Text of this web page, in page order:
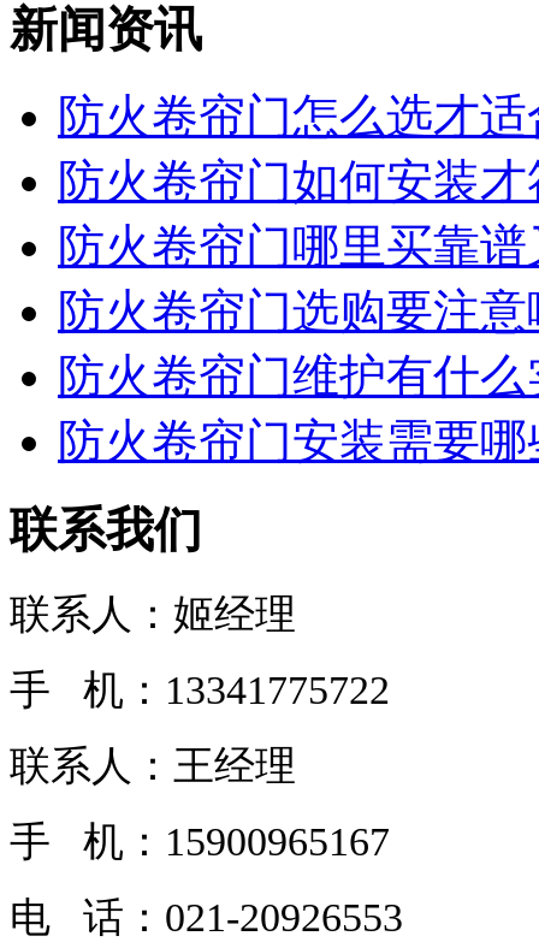
新闻资讯
防火卷帘门怎么选才
防火卷帘门如何安装
防火卷帘门哪里买靠
防火卷帘门选购要注
防火卷帘门维护有什
防火卷帘门安装需要
联系我们
联系人：姬经理
手 机：13341775722
联系人：王经理
手 机：15900965167
电 话： 021-20926553